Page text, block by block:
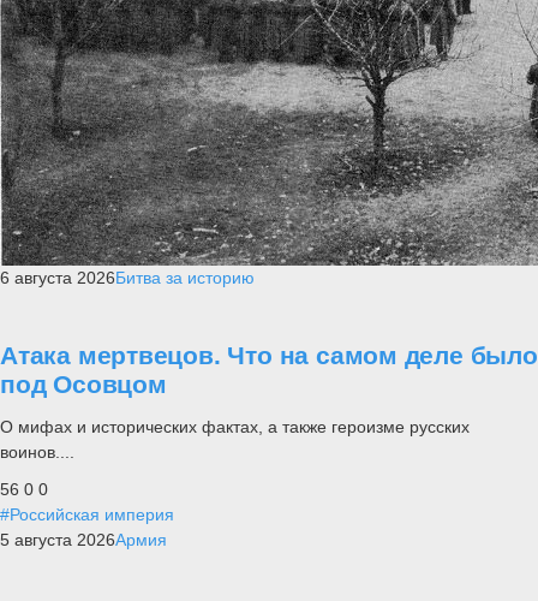
6 августа 2026Битва за историю
Атака мертвецов. Что на самом деле было
под Осовцом
О мифах и исторических фактах, а также героизме русских
воинов....
56 0 0
#Российская империя
5 августа 2026Армия